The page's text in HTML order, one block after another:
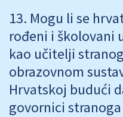
Mogu li se
rođeni i školovani
kao učitelji
obrazovnom
Hrvatskoj budući
govornici